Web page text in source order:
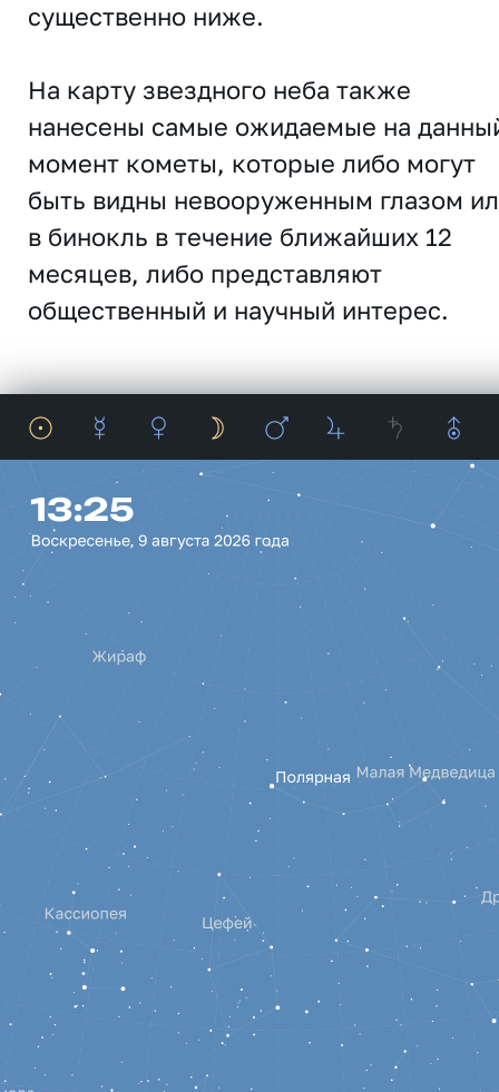
существенно ниже.
На карту звездного неба также
нанесены самые ожидаемые на
момент кометы, которые либо могут
быть видны невооруженным глазом
в бинокль в течение ближайших 12
месяцев, либо представляют
общественный и научный интерес.